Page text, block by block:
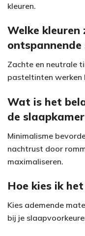
kleuren.
Welke kleuren
Zachte en neutrale
pasteltinten werken
Wat is het
de
Minimalisme
nachtrust door
maximaliseren.
Hoe kies ik
Kies ademende
bij je